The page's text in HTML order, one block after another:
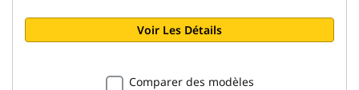
Voir Les Détails
Comparer des modèles